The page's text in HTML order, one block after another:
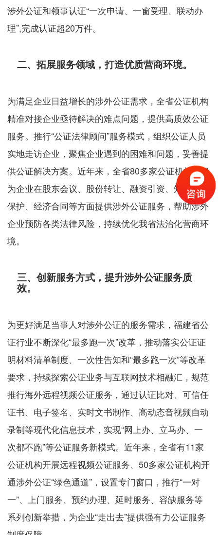
涉外公证和领事认证“一次申请、一窗受理、联动办
理”,完成认证超20万件。
二、拓展服务领域，打造优质营商环境。
为满足企业日益增长的涉外公证需求，全省公证机构
精准对接企业亟待解决的难点问题，提供高质效公证
服务。推行“公证法律顾问”服务模式，组织公证人员
实地走访企业，聚焦企业遇到的困难和问题，妥善提
供公证解决方案。近年来，全省80多家公证机构积极
为企业在股东会议、股份转让、融资引资、知识产权
保护、经济合同等方面提供涉外公证服务，帮助涉外
企业预防各类法律风险，持续优化我省法治化营商环
境。
三、创新服务方式，提升涉外公证服务质
效。
为更好满足当事人对涉外公证的服务需求，福建省公
证行业不断深化“最多跑一次”改革，推动落实公证证
明材料清单制度、一次性告知和“最多跑一次”等改革
要求，持续探索公证业务与互联网技术相融汇，规范
推行海外远程视频公证服务，通过认证比对、可信任
证书、电子签名、实时文书制作、高动态音视频自动
录制等现代化信息技术，实现“网上办、立马办、一
次都不跑”等公证服务新模式。近年来，全省有11家
公证机构开展远程视频公证服务、50多家公证机构开
通涉外公证“绿色通道”，设置专门窗口，推行“一对
一”、上门服务、预约办理、延时服务、容缺服务等
系列创新举措，为企业“走出去”提供强有力公证服务